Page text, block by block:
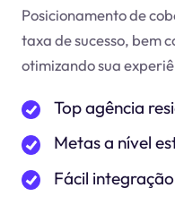
Posicionamento de
taxa de sucesso, bem
otimizando sua
Top agência
Metas a nível
Fácil